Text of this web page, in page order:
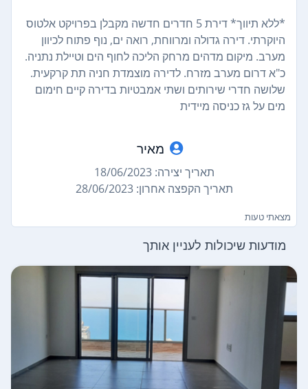
*ללא תיווך* דירת 5 חדרים חדשה מקבלן בפרויקט אלטוס
היוקרתי. דירה גדולה ומרווחת, רואה ים, נוף פתוח לכיוון
מערב. מיקום מדהים מרחק הליכה לחוף הים וטיילת נתניה.
כ"א דרום מערב מזרח. לדירה מוצמדת חניה תת קרקעית.
שלושה חדרי שירותים ושתי אמבטיות בדירה קיים חימום
מים על גז כניסה מיידית
מאיר
תאריך יצירה: 18/06/2023
תאריך הקפצה אחרון: 28/06/2023
מצאתי טעות
מודעות שיכולות לעניין אותך